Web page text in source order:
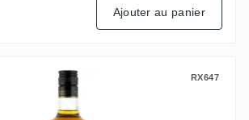
Ajouter au panier
Reserve Original RX647